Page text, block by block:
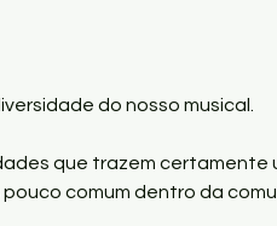
do nosso musical.
que trazem certamente
comum dentro da